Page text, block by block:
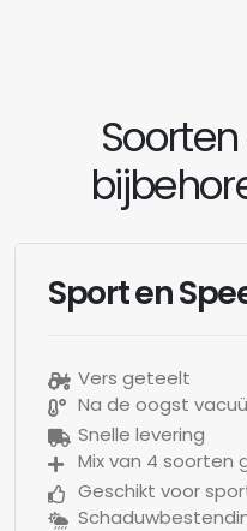
Sport en
Vers geteelt
Na de oogst
Snelle levering
Mix van 4 soorten
Geschikt voor